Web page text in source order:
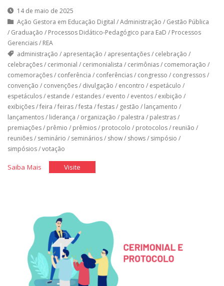
14 de maio de 2025
Ação Gestora em Educação Digital /Administração / Gestão Pública
/ Graduação / Processos Didático-Pedagógico para EaD / Processos
Gerenciais/ REA
administração / apresentação / apresentações/ celebração /
celebrações/ cerimonial / cerimonialista / cerimônias/ comemoração /
comemorações/ conferência / conferências/ congresso / congressos/
convenção / convenções/ divulgação / encontro / espetáculo /
espetáculos/ estande / estandes/ evento / eventos/ exibição /
exibições/feira /feiras/festa /festas/ gestão / lançamento /
lançamentos/ liderança / organização / palestra / palestras/
premiações/ prêmio / prêmios/ protocolo / protocolos/ reunião /
reuniões/ seminário / seminários/ show/ shows/ simpósio /
simpósios/votação
Saiba Mais"Divulgação
Visite"Divulgação